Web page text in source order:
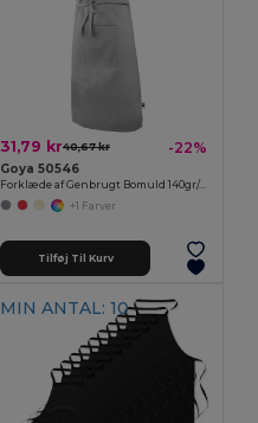
31,79 kr40,67 kr -22%
Goya 50546
Forklæde af Genbrugt Bomuld 140gr/m2 WATERFALL
+1 Farver
Tilføj Til Kurv
MIN ANTAL: 10